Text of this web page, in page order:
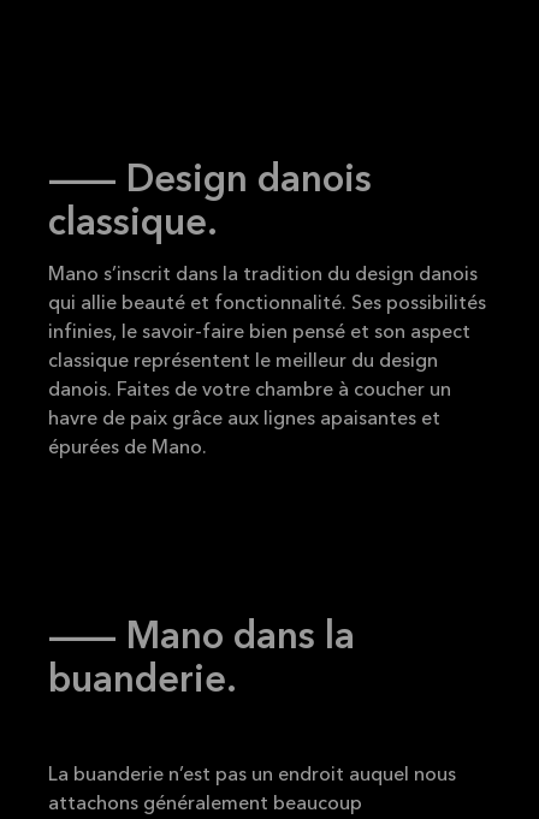
-- Design danois
classique.
Mano s’inscrit dans la tradition du design danois
qui allie beauté et fonctionnalité. Ses possibilités
infinies, le savoir-faire bien pensé et son aspect
classique représentent le meilleur du design
danois. Faites de votre chambre à coucher un
havre de paix grâce aux lignes apaisantes et
épurées de Mano.
-- Mano dans la
buanderie.
La buanderie n’est pas un endroit auquel nous
attachons généralement beaucoup